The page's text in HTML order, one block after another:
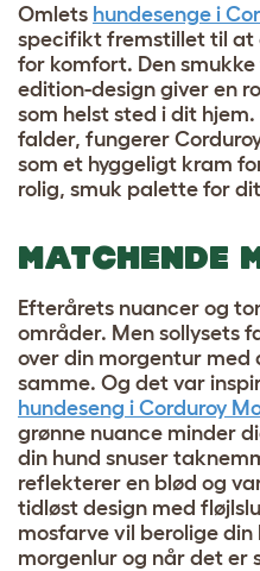
Omlets hundesenge i
specifikt fremstillet til at
for komfort. Den
edition-design giver en
som helst sted i dit
falder, fungerer
som et hyggeligt kram
rolig, smuk palette for
MATCHENDE
Efterårets nuancer og
områder. Men sollysets
over din morgentur med
samme. Og det var
hundeseng i Corduroy
grønne nuance minder
din hund snuser
reflekterer en blød og
tidløst design med
mosfarve vil berolige
morgenlur og når det er